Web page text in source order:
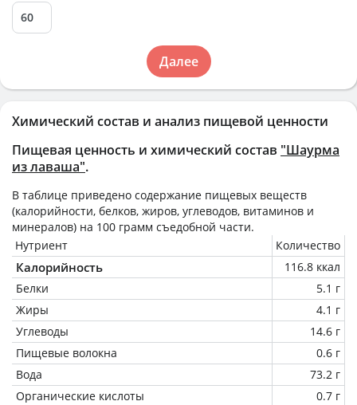
Химический состав и анализ пищевой ценности
Пищевая ценность и химический состав "Шаурма
из лаваша".
В таблице приведено содержание пищевых веществ
(калорийности, белков, жиров, углеводов, витаминов и
минералов) на 100 грамм съедобной части.
Нутриент
Количество
Калорийность
116.8 ккал
Белки
5.1 г
Жиры
4.1 г
Углеводы
14.6 г
Пищевые волокна
0.6 г
Вода
73.2 г
Органические кислоты
0.7 г
Далее